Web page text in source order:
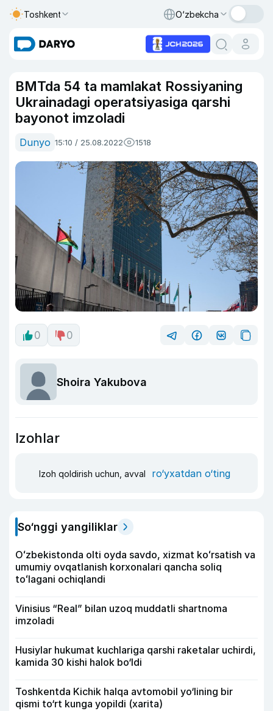
Toshkent O‘zbekcha
BMTda 54 ta mamlakat Rossiyaning
Ukrainadagi operatsiyasiga qarshi
bayonot imzoladi
Dunyo 15:10 / 25.08.2022 1518
0 0
Shoira Yakubova
Izohlar
Izoh qoldirish uchun, avval ro‘yxatdan o‘ting
So‘nggi yangiliklar
Oʻzbekistonda olti oyda savdo, xizmat koʻrsatish va
umumiy ovqatlanish korxonalari qancha soliq
toʻlagani ochiqlandi
Vinisius “Real” bilan uzoq muddatli shartnoma
imzoladi
Husiylar hukumat kuchlariga qarshi raketalar uchirdi,
kamida 30 kishi halok bo‘ldi
Toshkentda Kichik halqa avtomobil yo‘lining bir
qismi to‘rt kunga yopildi (xarita)